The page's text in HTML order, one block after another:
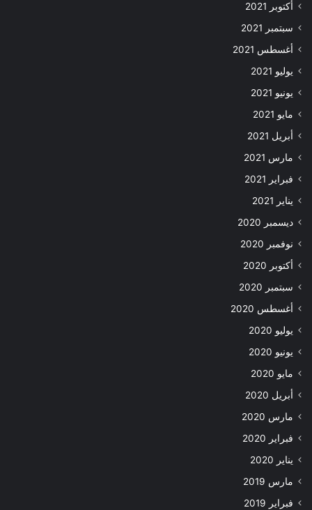
أكتوبر 2021
سبتمبر 2021
أغسطس 2021
يوليو 2021
يونيو 2021
مايو 2021
أبريل 2021
مارس 2021
فبراير 2021
يناير 2021
ديسمبر 2020
نوفمبر 2020
أكتوبر 2020
سبتمبر 2020
أغسطس 2020
يوليو 2020
يونيو 2020
مايو 2020
أبريل 2020
مارس 2020
فبراير 2020
يناير 2020
مارس 2019
فبراير 2019